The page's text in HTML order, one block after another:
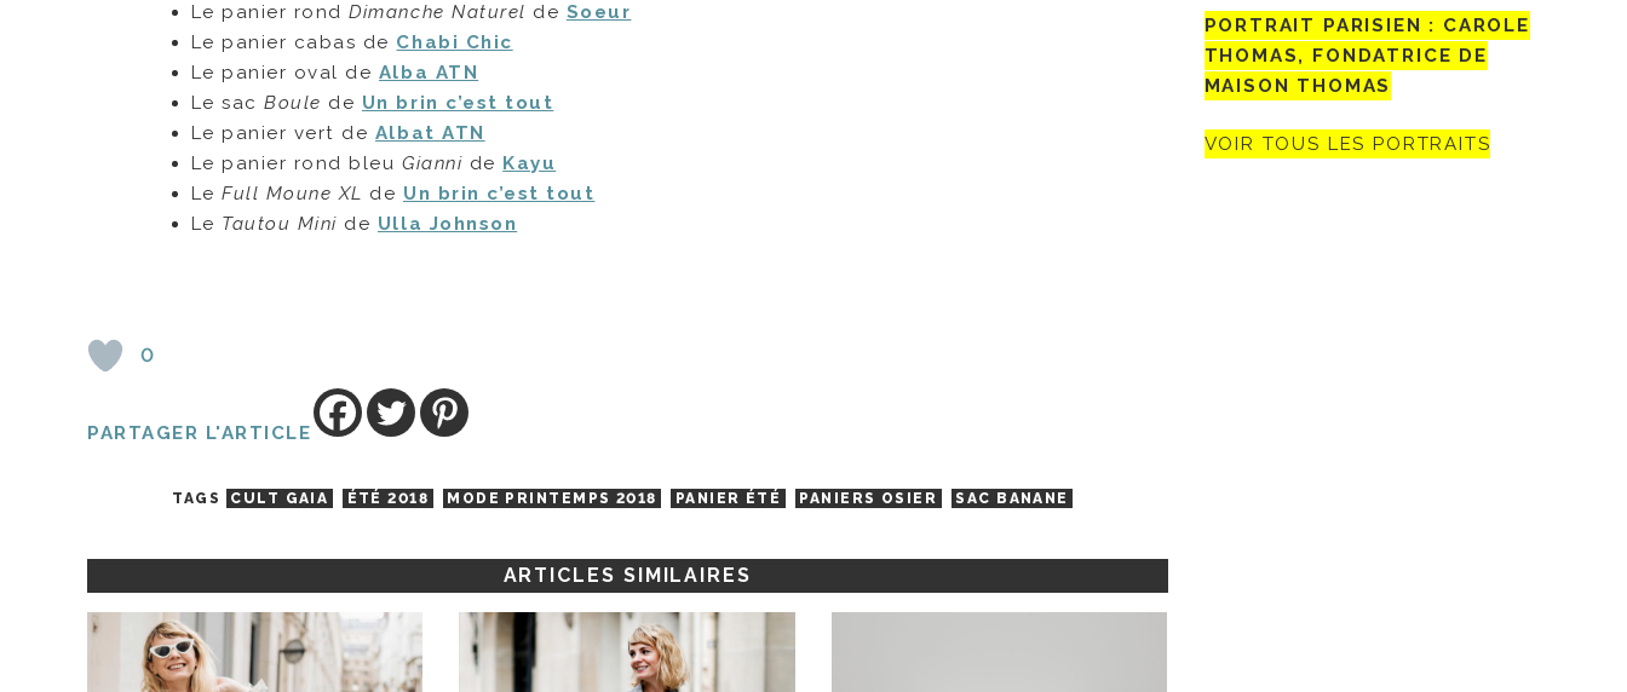
Le panier rondDimanche Naturel de Soeur
Le panier cabas de Chabi Chic
Le panier oval de Alba ATN
Le sacBoule de Un brin c’est tout
Le panier vert de Albat ATN
Le panier rond bleu Gianni de Kayu
LeFull Moune XL de Un brin c’est tout
Le Tautou Mini de Ulla Johnson
0
PARTAGER L'ARTICLE
TAGS CULT GAIA ÉTÉ 2018 MODE PRINTEMPS 2018 PANIER ÉTÉ PANIERS OSIER SAC BANANE
ARTICLES SIMILAIRES
PORTRAIT PARISIEN : CAROLE
THOMAS, FONDATRICE DE
MAISON THOMAS
VOIR TOUS LES PORTRAITS